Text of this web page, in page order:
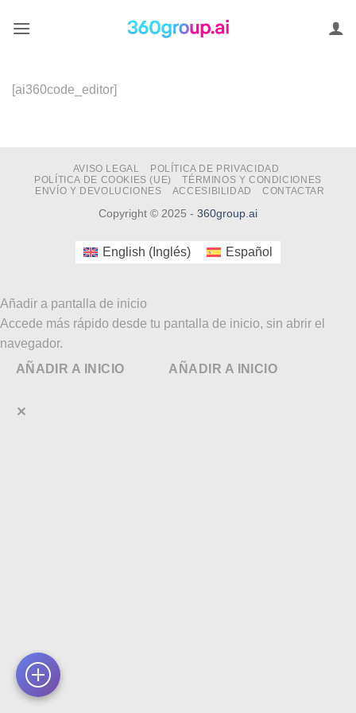
[ai360code_editor]
AVISO LEGAL
POLÍTICA DE PRIVACIDAD
POLÍTICA DE COOKIES (UE)
TÉRMINOS Y CONDICIONES
ENVÍO Y DEVOLUCIONES
ACCESIBILIDAD CONTACTAR
Copyright © 2025 - 360group.ai
English ( Inglés) Español
Añadir a pantalla de inicio
Accede más rápido desde tu pantalla de inicio, sin abrir el
navegador.
AÑADIR A INICIO
AÑADIR A INICIO
✕